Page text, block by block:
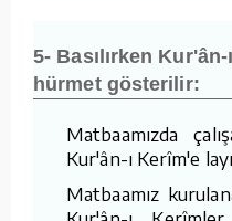
5- Basılırken
hürmet gösterilir:
Matbaamızda
Kur'ân-ı Kerîm'e
Matbaamız